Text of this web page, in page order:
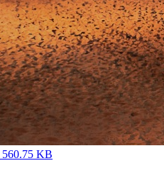
560.75 KB